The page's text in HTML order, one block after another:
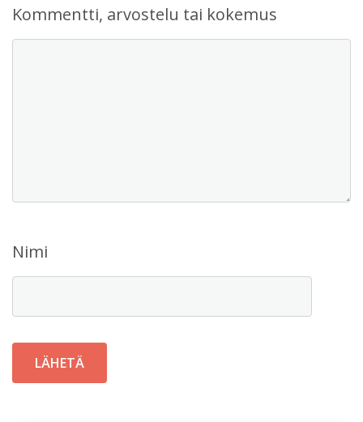
Kommentti, arvostelu tai kokemus
Nimi